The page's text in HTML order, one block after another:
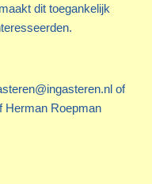
dit toegankelijk
of
Herman Roepman